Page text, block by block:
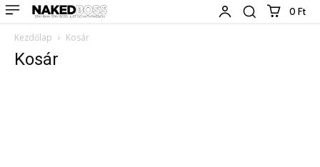
0 Ft
Kezdőlap Kosár
Kosár